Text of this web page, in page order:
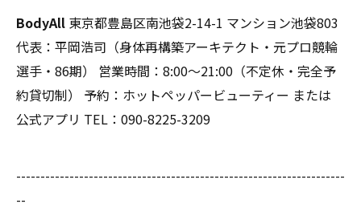
BodyAll 東京都豊島区南池袋2-14-1 マンション池袋803
代表：平岡浩司（身体再構築アーキテクト・元プロ競輪
選手・86期） 営業時間：8:00～21:00（不定休・完全予
約貸切制） 予約：ホットペッパービューティー または
公式アプリ TEL：090-8225-3209
--------------------------------------------------------------------
--